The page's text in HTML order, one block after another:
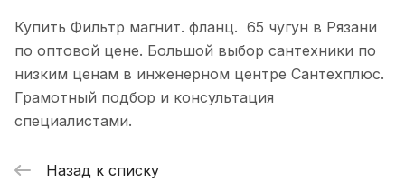
Купить Фильтр магнит. фланц. 65 чугун в Рязани
по оптовой цене. Большой выбор сантехники по
низким ценам в инженерном центре Сантехплюс.
Грамотный подбор и консультация
специалистами.
Назад к списку